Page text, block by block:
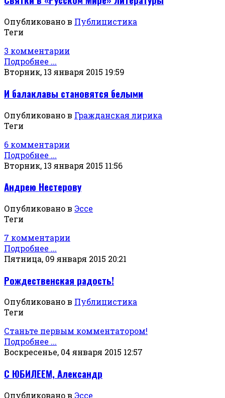
Опубликовано в Публицистика
Теги
3 комментарии
Подробнее ...
Вторник, 13 января 2015 19:59
И балаклавы становятся белыми
Опубликовано в Гражданская лирика
Теги
6 комментарии
Подробнее ...
Вторник, 13 января 2015 11:56
Андрею Нестерову
Опубликовано в Эссе
Теги
7 комментарии
Подробнее ...
Пятница, 09 января 2015 20:21
Рождественская радость!
Опубликовано в Публицистика
Теги
Станьте первым комментатором!
Подробнее ...
Воскресенье, 04 января 2015 12:57
С ЮБИЛЕЕМ, Александр
Опубликовано в Эссе